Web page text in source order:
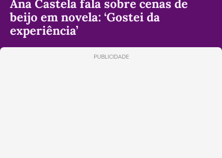
Ana Castela fala sobre cenas de
beijo em novela: ‘Gostei da
experiência’
PUBLICIDADE